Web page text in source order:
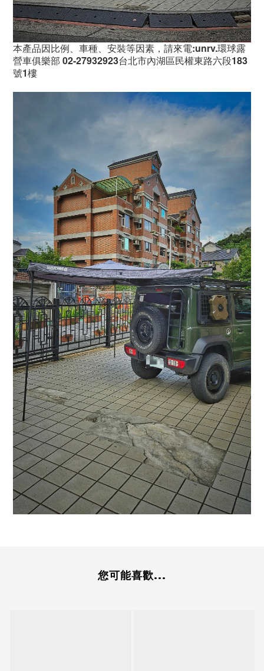
本產品因比例、車種、安裝等因素，請來電:unrv.環球露
營車俱樂部 02-27932923台北市內湖區民權東路六段183
號1樓
您可能喜歡...